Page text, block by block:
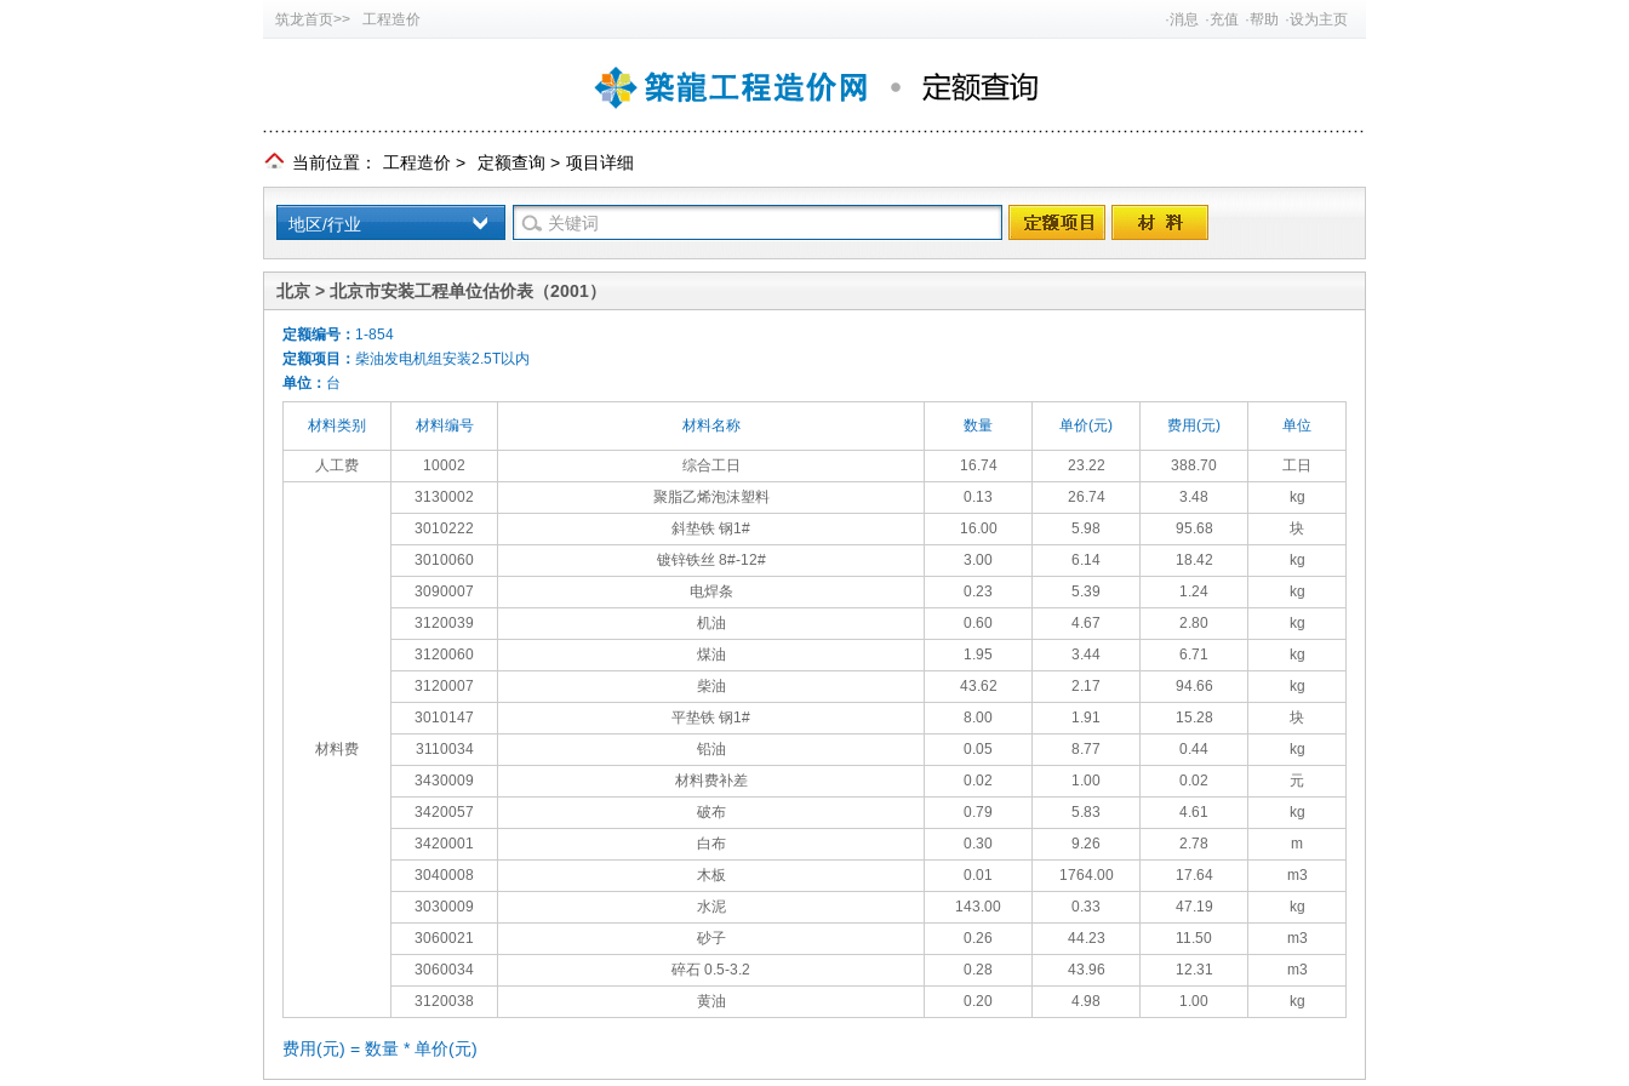
筑龙首页>> 工程造价 ·消息 ·充值 ·帮助 ·设为主页
当前位置： 工程造价 > 定额查询 > 项目详细
地区/行业
北京 > 北京市安装工程单位估价表（2001）
定额编号： 1-854
定额项目： 柴油发电机组安装2.5T以内
单位： 台
材料类别 材料编号 材料名称 数量 单价(元) 费用(元) 单位
人工费 10002 综合工日 16.74 23.22 388.70 工日
材料费
3130002 聚脂乙烯泡沫塑料 0.13 26.74 3.48
kg
3010222
斜垫铁 钢1# 16.00 5.98 95.68
块
3010060
镀锌铁丝 8#-12# 3.00 6.14 18.42
kg
3090007
电焊条 0.23 5.39 1.24
kg
3120039
机油 0.60 4.67 2.80
kg
3120060
煤油 1.95 3.44 6.71
kg
3120007
柴油 43.62 2.17 94.66
kg
3010147
平垫铁 钢1# 8.00 1.91 15.28
块
3110034
铅油 0.05 8.77 0.44
kg
3430009
材料费补差 0.02 1.00 0.02
元
3420057
破布 0.79 5.83 4.61
kg
3420001
白布 0.30 9.26 2.78
m
3040008
木板 0.01 1764.00 17.64
m3
3030009
水泥 143.00 0.33 47.19
kg
3060021
砂子 0.26 44.23 11.50
m3
3060034
碎石 0.5-3.2 0.28 43.96 12.31
m3
3120038
黄油 0.20 4.98 1.00 kg
费用(元) = 数量 * 单价(元)